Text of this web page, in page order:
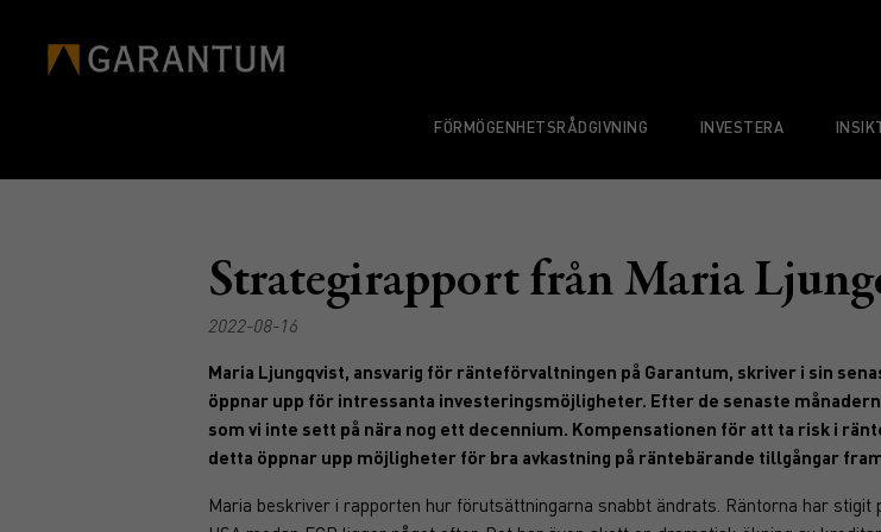
FÖRMÖGENHETSRÅDGIVNING INVESTERA
Strategirapport från Maria
2022-08-16
Maria Ljungqvist, ansvarig för ränteförvaltningen på Garantum, skriver i sin
öppnar upp för intressanta investeringsmöjligheter. Efter de senaste
som vi inte sett på nära nog ett decennium. Kompensationen för att ta risk i
detta öppnar upp möjligheter för bra avkastning på räntebärande tillgångar
Maria beskriver i rapporten hur förutsättningarna snabbt ändrats. Räntorna har